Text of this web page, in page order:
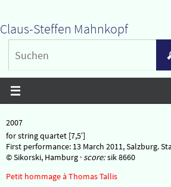
Inhalt
springen
Claus-Steffen Mahnkopf
2007
for string quartet [7,5′]
First performance: 13 March 2011, Salzburg.
© Sikorski, Hamburg ·score:sik 8660
Petit hommage à Thomas Tallis